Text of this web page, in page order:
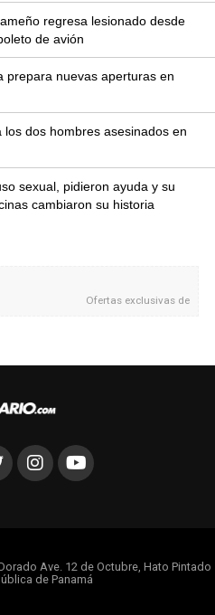
regresa lesionado desde
de avión
prepara nuevas aperturas en
dos hombres asesinados en
sexual, pidieron ayuda y su
cambiaron su historia
Ofertas exclusivas de
Ave. 12 de Octubre, Hato Pintado
de Panamá